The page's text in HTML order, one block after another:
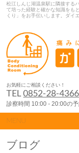
松江しんじ湖温泉駅に隣接する
て培った経験と確かな知識をも
くり」をお手伝いします。ダイ
お気軽にご相談ください！
TEL0852-28-4366
診察時間 10:00 - 20:00の
MENU
ブログ